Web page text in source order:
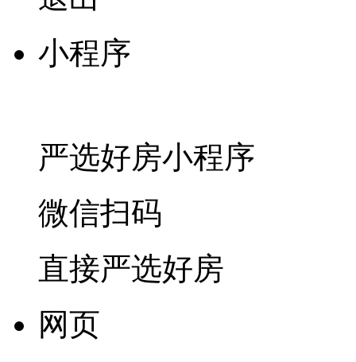
小程序
严选好房小程序
微信扫码
直接严选好房
网页